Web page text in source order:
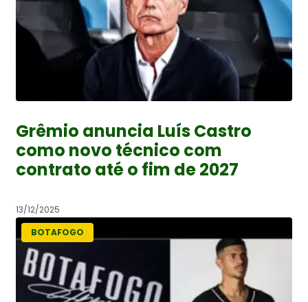
Grêmio anuncia Luís Castro
como novo técnico com
contrato até o fim de 2027
13/12/2025
BOTAFOGO